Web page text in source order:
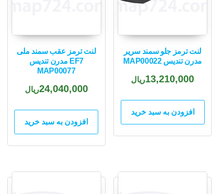
لنت ترمز جلو سمند سریر
مدرن تندیس MAP00022
13,210,000ریال
افزودن به سبد خرید
لنت ترمز عقب سمند ملی
EF7 مدرن تندیس
MAP00077
24,040,000ریال
افزودن به سبد خرید